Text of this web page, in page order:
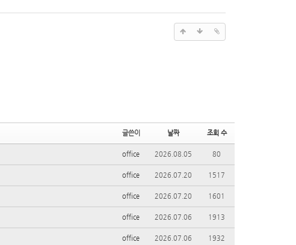
글쓴이 날짜 조회 수
office 2026.08.05 80
office 2026.07.20 1517
office 2026.07.20 1601
office 2026.07.06 1913
office 2026.07.06 1932